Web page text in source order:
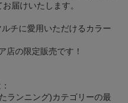
届けいたします。
チに愛用いただけるカラー
店の限定販売です！
ランニング)カテゴリーの最